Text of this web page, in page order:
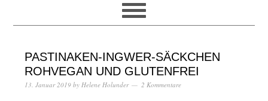
PASTINAKEN-INGWER-SÄCKCHEN
ROHVEGAN UND GLUTENFREI
13. Januar 2019by Helene Holunder 2 Kommentare